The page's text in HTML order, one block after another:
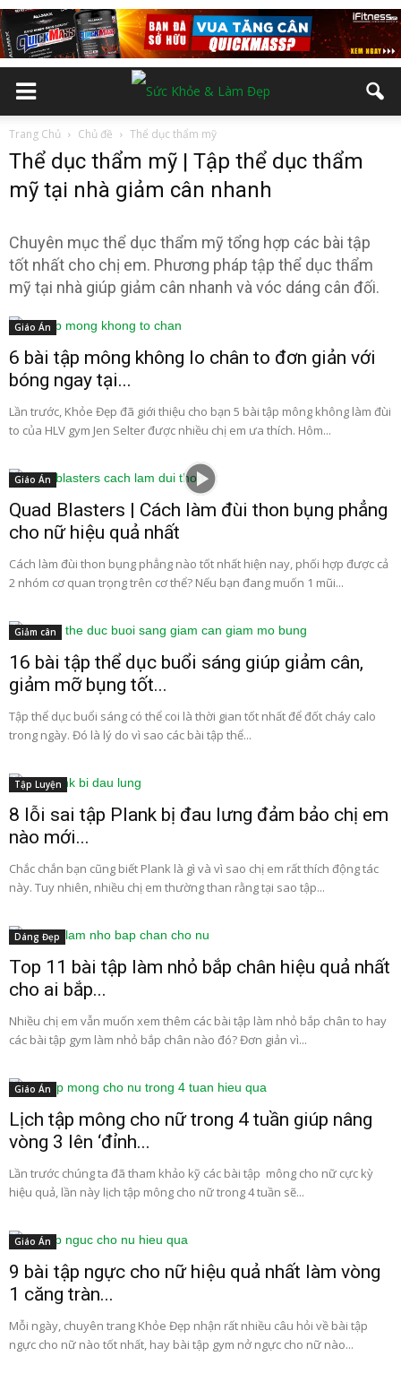
Trang Chủ Chủ đề Thể dục thẩm mỹ
Thể dục thẩm mỹ | Tập thể dục thẩm
mỹ tại nhà giảm cân nhanh
Chuyên mục thể dục thẩm mỹ tổng hợp các bài tập
tốt nhất cho chị em. Phương pháp tập thể dục thẩm
mỹ tại nhà giúp giảm cân nhanh và vóc dáng cân đối.
Giáo Án
6 bài tập mông không lo chân to đơn giản với
bóng ngay tại...
Lần trước, Khỏe Đẹp đã giới thiệu cho bạn 5 bài tập mông không làm đùi
to của HLV gym Jen Selter được nhiều chị em ưa thích. Hôm...
Giáo Án
Quad Blasters | Cách làm đùi thon bụng phẳng
cho nữ hiệu quả nhất
Cách làm đùi thon bụng phẳng nào tốt nhất hiện nay, phối hợp được cả
2 nhóm cơ quan trọng trên cơ thể? Nếu bạn đang muốn 1 mũi...
Giảm cân
16 bài tập thể dục buổi sáng giúp giảm cân,
giảm mỡ bụng tốt...
Tập thể dục buổi sáng có thể coi là thời gian tốt nhất để đốt cháy calo
trong ngày. Đó là lý do vì sao các bài tập thể...
Tập Luyện
8 lỗi sai tập Plank bị đau lưng đảm bảo chị em
nào mới...
Chắc chắn bạn cũng biết Plank là gì và vì sao chị em rất thích động tác
này. Tuy nhiên, nhiều chị em thường than rằng tại sao tập...
Dáng Đẹp
Top 11 bài tập làm nhỏ bắp chân hiệu quả nhất
cho ai bắp...
Nhiều chị em vẫn muốn xem thêm các bài tập làm nhỏ bắp chân to hay
các bài tập gym làm nhỏ bắp chân nào đó? Đơn giản vì...
Giáo Án
Lịch tập mông cho nữ trong 4 tuần giúp nâng
vòng 3 lên ‘đỉnh...
Lần trước chúng ta đã tham khảo kỹ các bài tập mông cho nữ cực kỳ
hiệu quả, lần này lịch tập mông cho nữ trong 4 tuần sẽ...
Giáo Án
9 bài tập ngực cho nữ hiệu quả nhất làm vòng
1 căng tràn...
Mỗi ngày, chuyên trang Khỏe Đẹp nhận rất nhiều câu hỏi về bài tập
ngực cho nữ nào tốt nhất, hay bài tập gym nở ngực cho nữ nào...